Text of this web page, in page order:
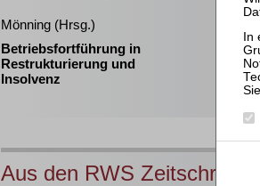
Mönning (Hrsg.)
Betriebsfortführung in
Restrukturierung und
Insolvenz
Aus den RWS Zeitschriften